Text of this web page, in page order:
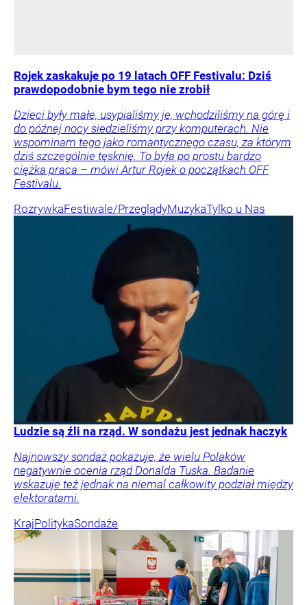
Rojek zaskakuje po 19 latach OFF Festivalu: Dziś
prawdopodobnie bym tego nie zrobił
Dzieci były małe, usypialiśmy je, wchodziliśmy na górę i
do późnej nocy siedzieliśmy przy komputerach. Nie
wspominam tego jako romantycznego czasu, za którym
dziś szczególnie tęsknię. To była po prostu bardzo
ciężka praca – mówi Artur Rojek o początkach OFF
Festivalu.
RozrywkaFestiwale/PrzeglądyMuzykaTylko u Nas
Ludzie są źli na rząd. W sondażu jest jednak haczyk
Najnowszy sondaż pokazuje, że wielu Polaków
negatywnie ocenia rząd Donalda Tuska. Badanie
wskazuje też jednak na niemal całkowity podział między
elektoratami.
KrajPolitykaSondaże